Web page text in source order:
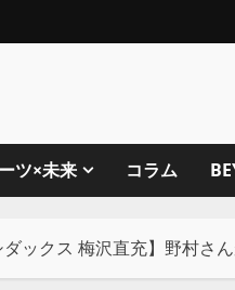
ツ×未来 コラム
ダックス 梅沢直充】野村さ